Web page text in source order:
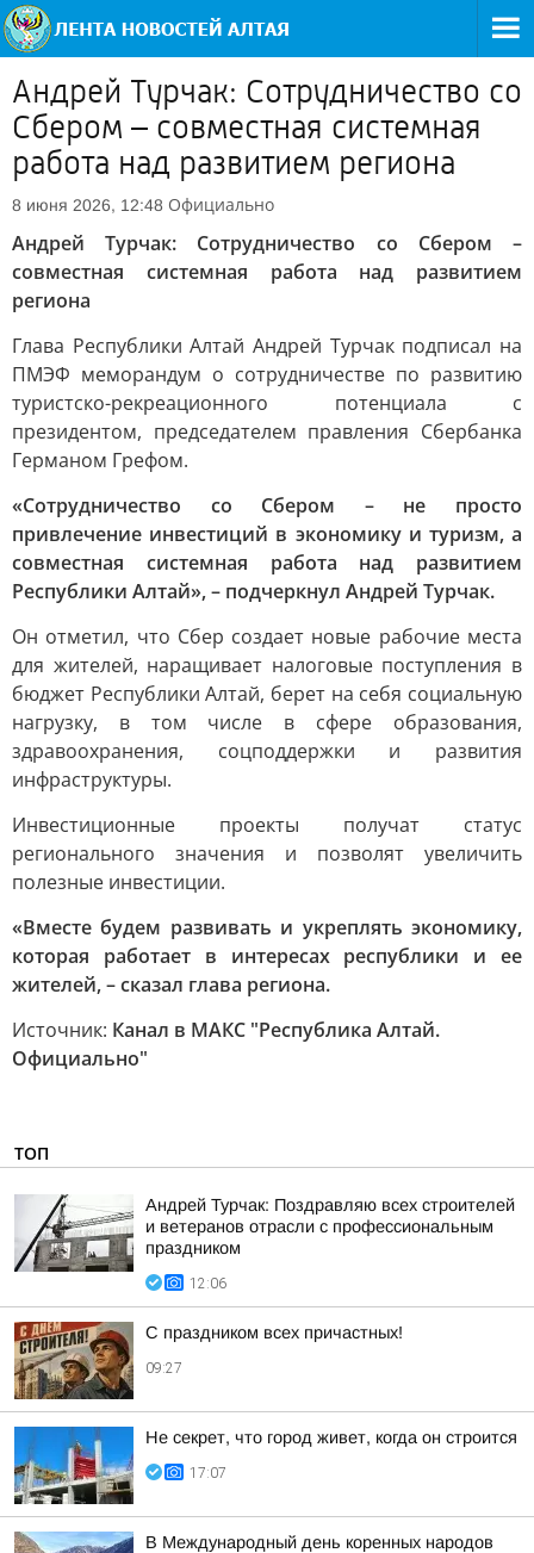
Андрей Турчак: Сотрудничество со
Сбером – совместная системная
работа над развитием региона
8 июня 2026, 12:48 Официально
Андрей Турчак: Сотрудничество со Сбером –
совместная системная работа над развитием
региона
Глава Республики Алтай Андрей Турчак подписал на
ПМЭФ меморандум о сотрудничестве по развитию
туристско-рекреационного потенциала с
президентом, председателем правления Сбербанка
Германом Грефом.
«Сотрудничество со Сбером – не просто
привлечение инвестиций в экономику и туризм, а
совместная системная работа над развитием
Республики Алтай», – подчеркнул Андрей Турчак.
Он отметил, что Сбер создает новые рабочие места
для жителей, наращивает налоговые поступления в
бюджет Республики Алтай, берет на себя социальную
нагрузку, в том числе в сфере образования,
здравоохранения, соцподдержки и развития
инфраструктуры.
Инвестиционные проекты получат статус
регионального значения и позволят увеличить
полезные инвестиции.
«Вместе будем развивать и укреплять экономику,
которая работает в интересах республики и ее
жителей, – сказал глава региона.
Источник: Канал в МАКС "Республика Алтай.
Официально"
ТОП
Андрей Турчак: Поздравляю всех строителей
и ветеранов отрасли с профессиональным
праздником
12:06
С праздником всех причастных!
09:27
Не секрет, что город живет, когда он строится
17:07
В Международный день коренных народов